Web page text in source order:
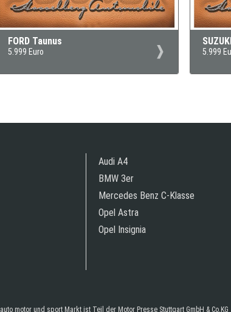
FORD Taunus
5.999 Euro 5.999
Audi A4
BMW 3er
Mercedes Benz C-Klasse
Opel Astra
Opel Insignia
auto motor und sport Markt ist Teil der Motor Presse Stuttgart GmbH & Co.KG